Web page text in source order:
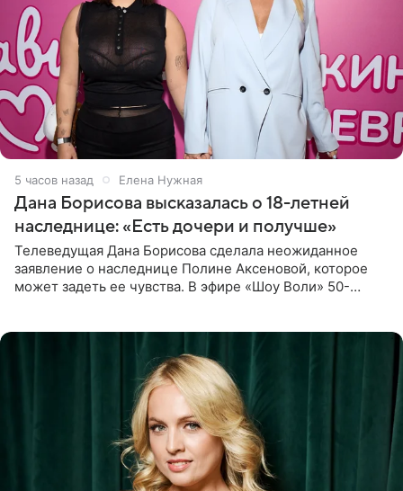
5 часов назад Елена Нужная
Дана Борисова высказалась о 18-летней
наследнице: «Есть дочери и получше»
Телеведущая Дана Борисова сделала неожиданное
заявление о наследнице Полине Аксеновой, которое
может задеть ее чувства. В эфире «Шоу Воли» 50-